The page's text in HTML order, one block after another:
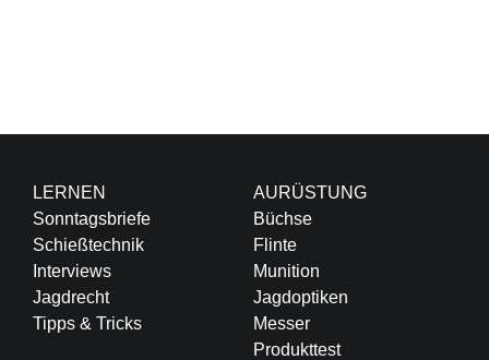
LERNEN
Sonntagsbriefe
Schießtechnik
Interviews
Jagdrecht
Tipps & Tricks
AURÜSTUNG
Büchse
Flinte
Munition
Jagdoptiken
Messer
Produkttest